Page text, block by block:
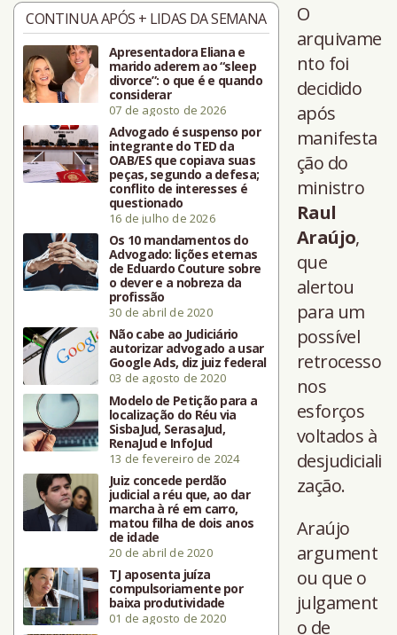
CONTINUA APÓS + LIDAS DA SEMANA
Apresentadora Eliana e
marido aderem ao “sleep
divorce”: o que é e quando
considerar
07 de agosto de 2026
Advogado é suspenso por
integrante do TED da
OAB/ES que copiava suas
peças, segundo a defesa;
conflito de interesses é
questionado
16 de julho de 2026
Os 10 mandamentos do
Advogado: lições eternas
de Eduardo Couture sobre
o dever e a nobreza da
profissão
30 de abril de 2020
Não cabe ao Judiciário
autorizar advogado a usar
Google Ads, diz juiz federal
03 de agosto de 2020
Modelo de Petição para a
localização do Réu via
SisbaJud, SerasaJud,
RenaJud e InfoJud
13 de fevereiro de 2024
Juiz concede perdão
judicial a réu que, ao dar
marcha à ré em carro,
matou filha de dois anos
de idade
20 de abril de 2020
TJ aposenta juíza
compulsoriamente por
baixa produtividade
01 de agosto de 2020
O
arquivame
nto foi
decidido
após
manifesta
ção do
ministro
Raul
Araújo,
que
alertou
para um
possível
retrocesso
nos
esforços
voltados à
desjudiciali
zação.
Araújo
argument
ou que o
julgament
o de